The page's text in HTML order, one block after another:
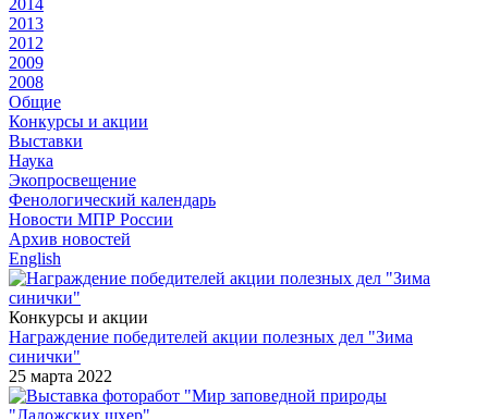
2013
2012
2009
2008
Общие
Конкурсы и акции
Выставки
Наука
Экопросвещение
Фенологический календарь
Новости МПР России
Архив новостей
English
Конкурсы и акции
Награждение победителей акции полезных дел "Зима
синички"
25 марта 2022